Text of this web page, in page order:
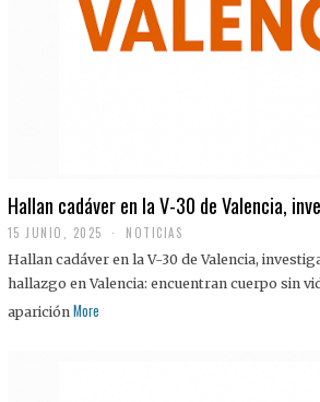
Hallan cadáver en la V-30 de Valencia,
15 JUNIO, 2025 NOTICIAS
Hallan cadáver en la V-30 de Valencia,
hallazgo en Valencia: encuentran cuerpo sin
aparición More